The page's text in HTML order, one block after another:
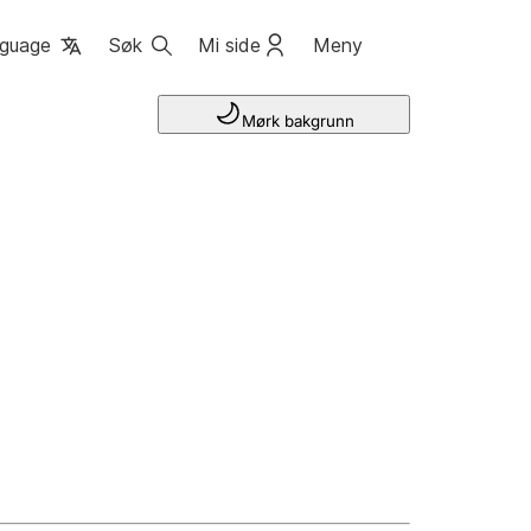
Søk Mi side Meny
Mørk bakgrunn